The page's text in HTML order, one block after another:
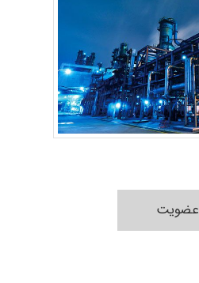
عضویت